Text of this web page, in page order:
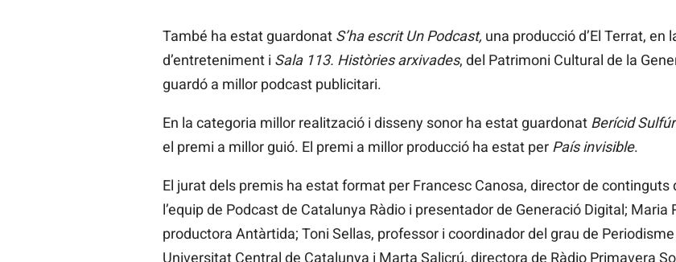
També ha estat guardonat S’ha escrit Un Podcast, una producció d’El Terrat, en
d’entreteniment i Sala 113. Històries arxivades, del Patrimoni Cultural de la
guardó a millor podcast publicitari.
En la categoria millor realització i disseny sonor ha estat guardonat Berícid
el premi a millor guió. El premi a millor producció ha estat per País invisible.
El jurat dels premis ha estat format per Francesc Canosa, director de continguts
l’equip de Podcast de Catalunya Ràdio i presentador de Generació Digital; Maria
productora Antàrtida; Toni Sellas, professor i coordinador del grau de
Universitat Central de Catalunya i Marta Salicrú, directora de Ràdio Primavera